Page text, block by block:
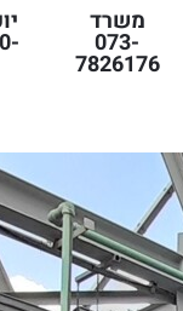
משרד
073-
7826176